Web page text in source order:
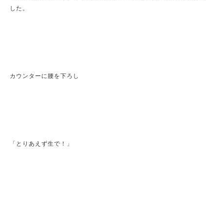
した。
カウンターに腰を下ろし
「とりあえず生で！」